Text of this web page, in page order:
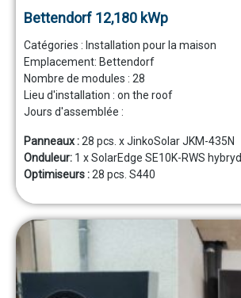
Bettendorf 12,180 kWp
Catégories : Installation pour la maison
Emplacement: Bettendorf
Nombre de modules : 28
Lieu d'installation : on the roof
Jours d'assemblée :
Panneaux :28 pcs. x JinkoSolar JKM-435N
Onduleur: 1 x SolarEdge SE10K-RWS hybryd
Optimiseurs :28 pcs. S440